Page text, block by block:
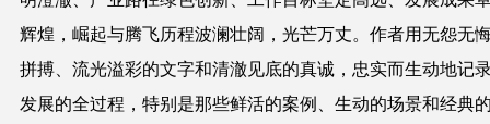
辉煌，崛起与腾飞历程波澜壮阔，光芒万丈。作者用无怨无
拼搏、流光溢彩的文字和清澈见底的真诚，忠实而生动地记
发展的全过程，特别是那些鲜活的案例、生动的场景和经典